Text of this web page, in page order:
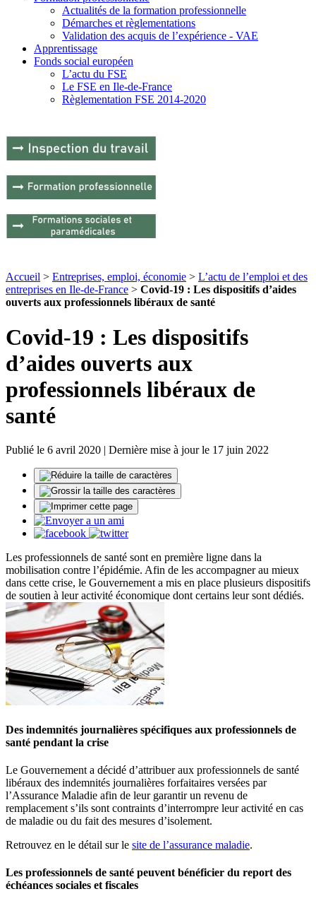
Actualités de la formation professionnelle
Démarches et règlementations
Validation des acquis de l’expérience - VAE
Apprentissage
Fonds social européen
L’actu du FSE
Le FSE en Ile-de-France
Règlementation FSE 2014-2020
Accueil > Entreprises, emploi, économie > L’actu de l’emploi et des
entreprises en Ile-de-France > Covid-19 : Les dispositifs d’aides
ouverts aux professionnels libéraux de santé
Covid-19 : Les dispositifs
d’aides ouverts aux
professionnels libéraux de
santé
Publié le 6 avril 2020 | Dernière mise à jour le 17 juin 2022
Les professionnels de santé sont en première ligne dans la
mobilisation contre l’épidémie. Afin de les accompagner au mieux
dans cette crise, le Gouvernement a mis en place plusieurs dispositifs
de soutien à leur activité économique dont certains leur sont dédiés.
Des indemnités journalières spécifiques aux professionnels de
santé pendant la crise
Le Gouvernement a décidé d’attribuer aux professionnels de santé
libéraux des indemnités journalières forfaitaires versées par
l’Assurance Maladie afin de leur garantir un revenu de
remplacement s’ils sont contraints d’interrompre leur activité en cas
de maladie ou du fait des mesures d’isolement.
Retrouvez en le détail sur le site de l’assurance maladie.
Les professionnels de santé peuvent bénéficier du report des
échéances sociales et fiscales